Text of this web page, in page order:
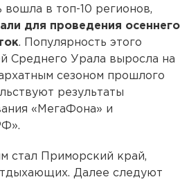
вошла в топ-10 регионов,
для проведения осеннего
. Популярность этого
Среднего Урала выросла на
сезоном прошлого
результаты
«МегаФона» и
стал Приморский край,
Далее следуют